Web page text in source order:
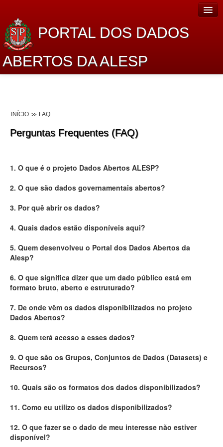
PORTAL DOS DADOS
ABERTOS DA ALESP
Lei de Acesso à Informação
Administração
Legislação
Perguntas frequentes
Contato
INÍCIO FAQ
Perguntas Frequentes (FAQ)
1. O que é o projeto Dados Abertos ALESP?
2. O que são dados governamentais abertos?
3. Por quê abrir os dados?
4. Quais dados estão disponíveis aqui?
5. Quem desenvolveu o Portal dos Dados Abertos da
Alesp?
6. O que significa dizer que um dado público está em
formato bruto, aberto e estruturado?
7. De onde vêm os dados disponibilizados no projeto
Dados Abertos?
8. Quem terá acesso a esses dados?
9. O que são os Grupos, Conjuntos de Dados (Datasets) e
Recursos?
10. Quais são os formatos dos dados disponibilizados?
11. Como eu utilizo os dados disponibilizados?
12. O que fazer se o dado de meu interesse não estiver
disponível?